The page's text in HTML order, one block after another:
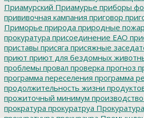
Приамурский Приамурье приборы
прививочная кампания приговор
Приморье природа природные
прокуратура присоединение ЕАО
приставы присяга присяжные
приют приют для бездомных
проблемы провал проверка прогноз
программа переселения программа
продолжительность жизни
прожиточный минимум производство
прократура прокуратруа Прокуратура